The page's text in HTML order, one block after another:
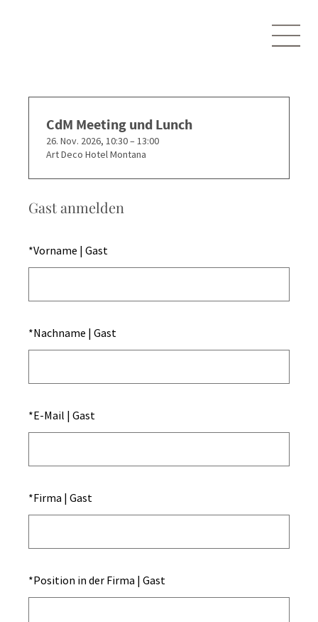
Gast anmelden
*Vorname | Gast
*Nachname | Gast
*E-Mail | Gast
*Firma | Gast
*Position in der Firma | Gast
CdM Meeting und Lunch
26. Nov. 2026, 10:30 – 13:00
Art Deco Hotel Montana